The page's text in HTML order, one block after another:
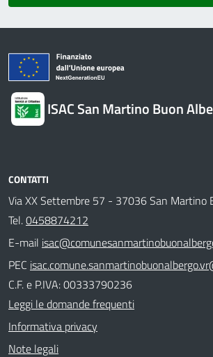
ISAC San Martino Buon
CONTATTI
Via XX Settembre 57 - 37036 San Martino
Tel.0458874212
E-mail
PEC
C.F. e P.IVA: 00333790236
Leggi le domande frequenti
Informativa privacy
Note legali